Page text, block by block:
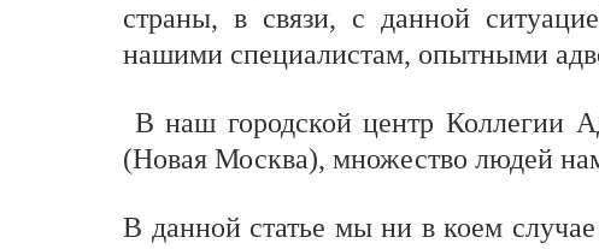
страны, в связи, с данной
нашими специалистам, опытными
В наш городской центр Коллегии
(Новая Москва), множество людей
В данной статье мы ни в коем